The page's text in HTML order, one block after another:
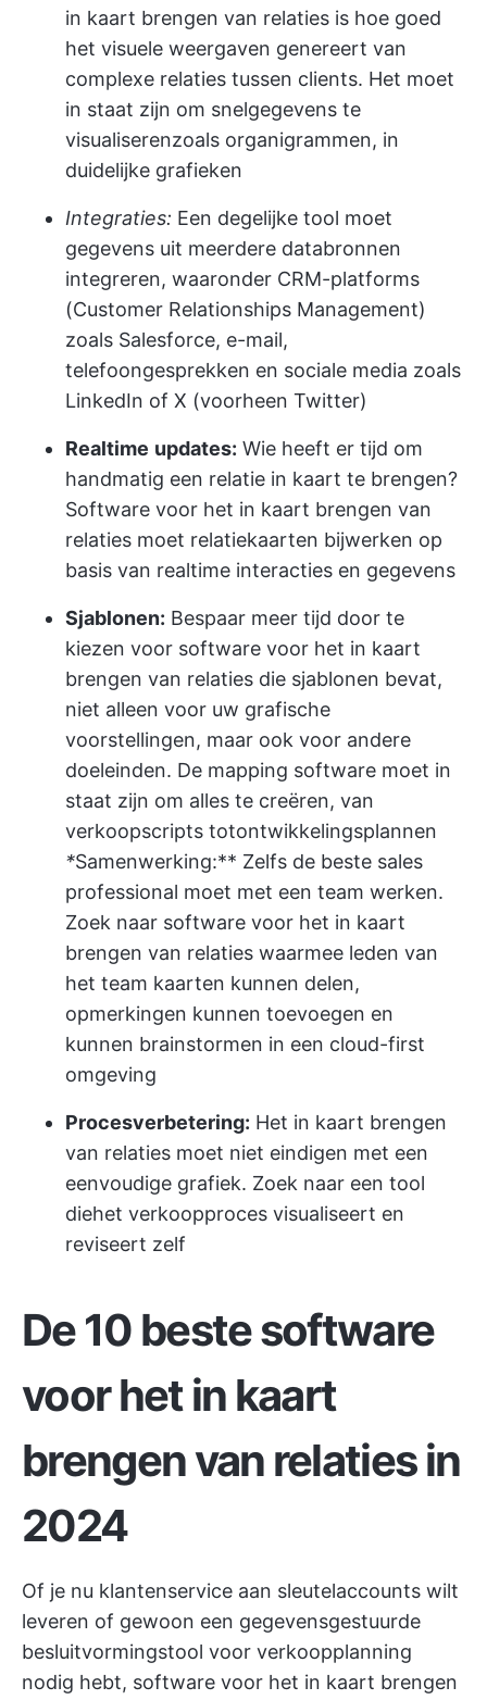
in kaart brengen van relaties is hoe goed
het visuele weergaven genereert van
complexe relaties tussen clients. Het moet
in staat zijn om snelgegevens te
visualiserenzoals organigrammen, in
duidelijke grafieken
Integraties: Een degelijke tool moet
gegevens uit meerdere databronnen
integreren, waaronder CRM-platforms
(Customer Relationships Management)
zoals Salesforce, e-mail,
telefoongesprekken en sociale media zoals
LinkedIn of X (voorheen Twitter)
Realtime updates: Wie heeft er tijd om
handmatig een relatie in kaart te brengen?
Software voor het in kaart brengen van
relaties moet relatiekaarten bijwerken op
basis van realtime interacties en gegevens
Sjablonen: Bespaar meer tijd door te
kiezen voor software voor het in kaart
brengen van relaties die sjablonen bevat,
niet alleen voor uw grafische
voorstellingen, maar ook voor andere
doeleinden. De mapping software moet in
staat zijn om alles te creëren, van
verkoopscripts totontwikkelingsplannen
*Samenwerking:** Zelfs de beste sales
professional moet met een team werken.
Zoek naar software voor het in kaart
brengen van relaties waarmee leden van
het team kaarten kunnen delen,
opmerkingen kunnen toevoegen en
kunnen brainstormen in een cloud-first
omgeving
Procesverbetering: Het in kaart brengen
van relaties moet niet eindigen met een
eenvoudige grafiek. Zoek naar een tool
diehet verkoopproces visualiseert en
reviseert zelf
De 10 beste software
voor het in kaart
brengen van relaties in
2024
Of je nu klantenservice aan sleutelaccounts wilt
leveren of gewoon een gegevensgestuurde
besluitvormingstool voor verkoopplanning
nodig hebt, software voor het in kaart brengen